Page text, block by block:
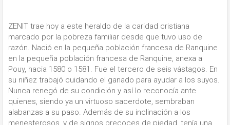
ZENIT trae hoy a este heraldo de la caridad cristiana
marcado por la pobreza familiar desde que tuvo uso de
razón. Nació en la pequeña población francesa de Ranquine
en la pequeña población francesa de Ranquine, anexa a
Pouy, hacia 1580 o 1581. Fue el tercero de seis vástagos. En
su niñez trabajó cuidando el ganado para ayudar a los suyos.
Nunca renegó de su condición y así lo reconocía ante
quienes, siendo ya un virtuoso sacerdote, sembraban
alabanzas a su paso. Además de su inclinación a los
menesterosos, y de signos precoces de piedad, tenía una